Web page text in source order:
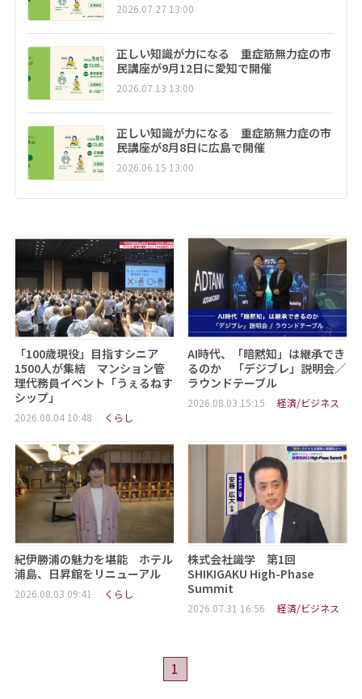
2026.07.27 13:00
正しい知識が力になる 重症筋無力症の市
民講座が9月12日に愛知で開催
2026.07.13 13:00
正しい知識が力になる 重症筋無力症の市
民講座が8月8日に広島で開催
2026.06.15 13:00
「100歳現役」目指すシニア
1500人が集結 マンション管
理代務員イベント「うぇるねす
シップ」
2026.08.04 10:48 くらし
AI時代、「暗黙知」は継承でき
るのか 「デジブレ」説明会／
ラウンドテーブル
2026.08.03 15:15 経済/ビジネス
紀伊勝浦の魅力を堪能 ホテル
浦島、日昇館をリニューアル
2026.08.03 09:41 くらし
株式会社識学 第1回
SHIKIGAKU High-Phase
Summit
2026.07.31 16:56 経済/ビジネス
1